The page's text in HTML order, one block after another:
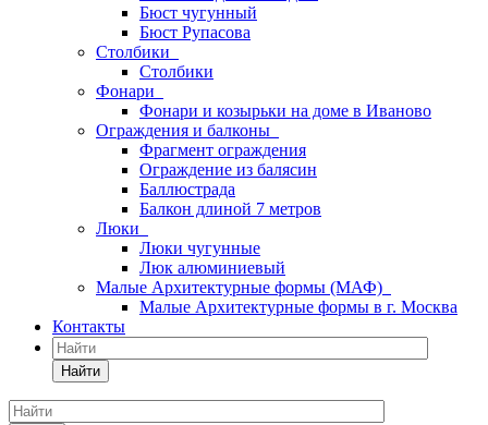
Бюст чугунный
Бюст Рупасова
Столбики
Столбики
Фонари
Фонари и козырьки на доме в Иваново
Ограждения и балконы
Фрагмент ограждения
Ограждение из балясин
Баллюстрада
Балкон длиной 7 метров
Люки
Люки чугунные
Люк алюминиевый
Малые Архитектурные формы (МАФ)
Малые Архитектурные формы в г. Москва
Контакты
Найти